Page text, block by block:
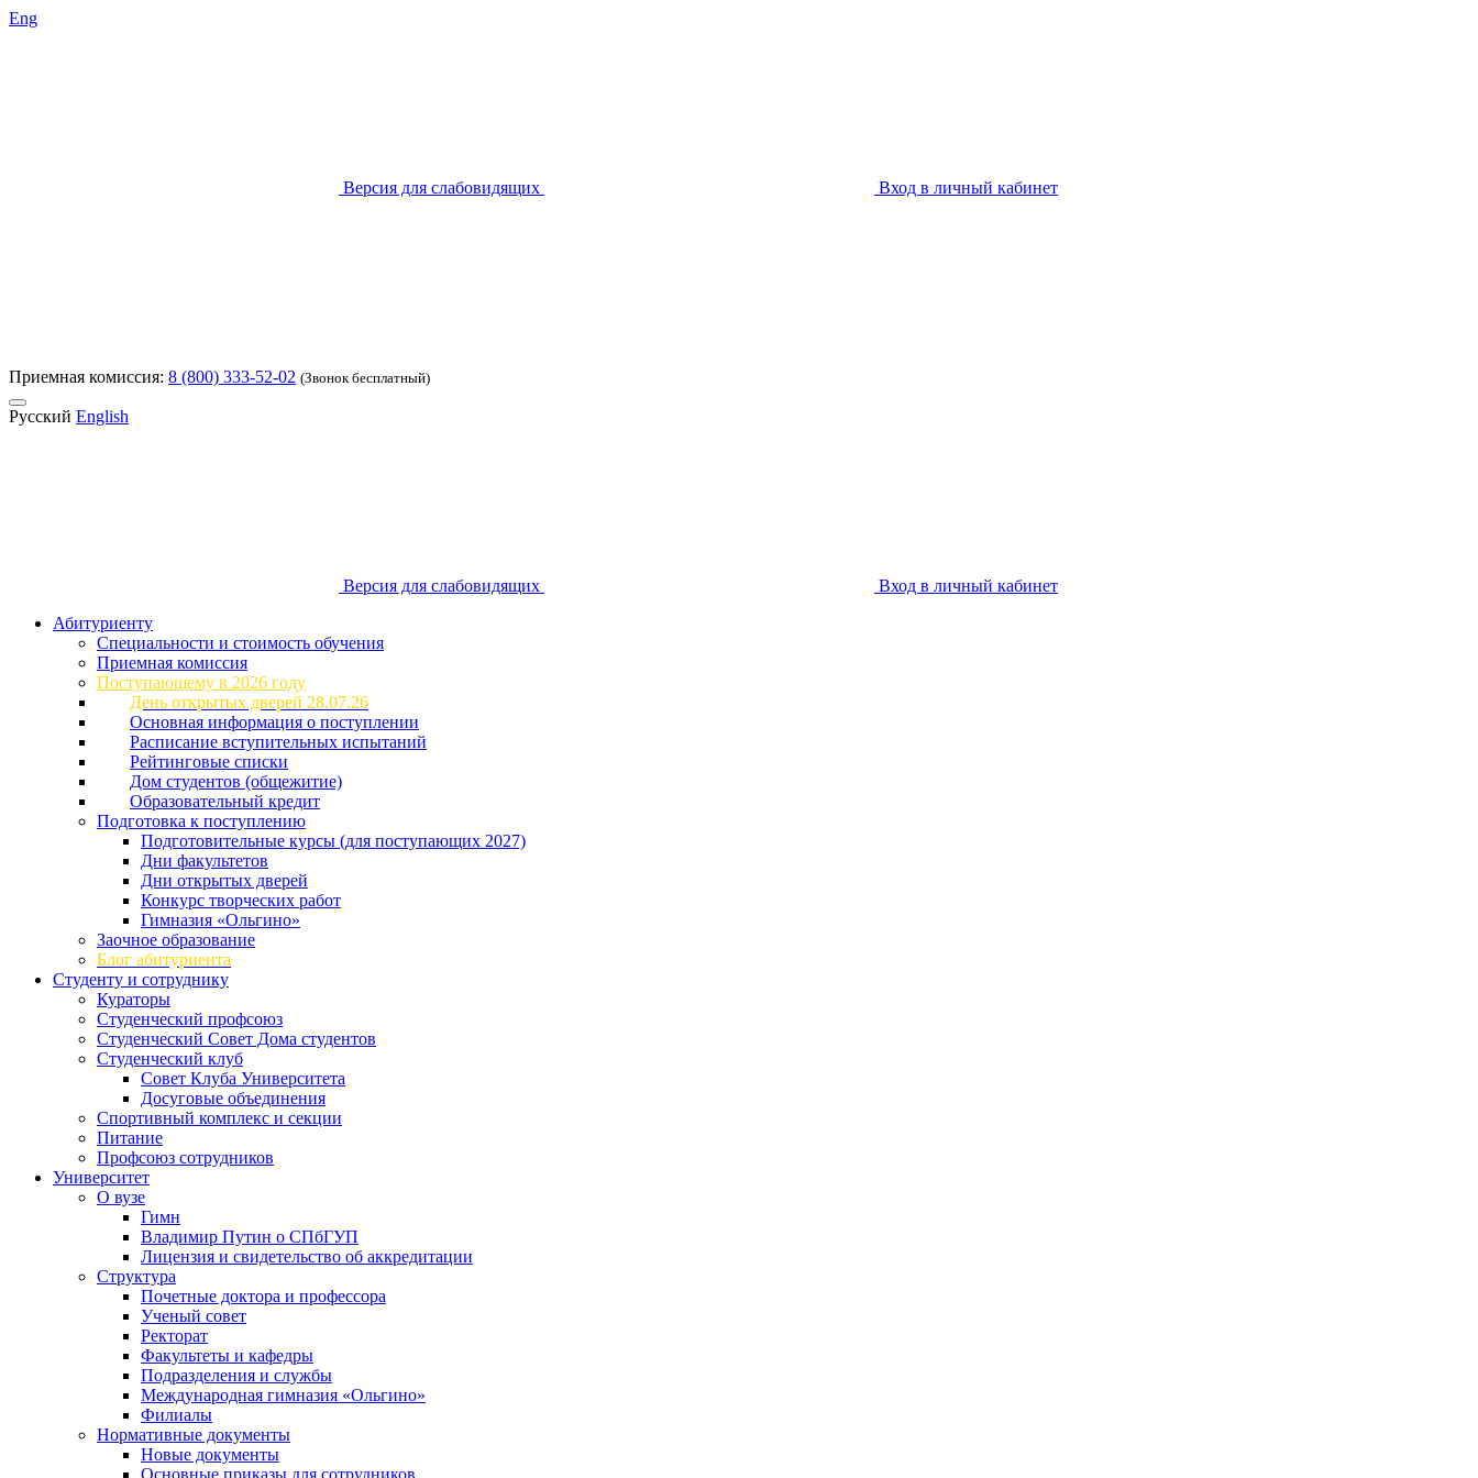
Eng
Версия для слабовидящих Вход в личный кабинет
Приемная комиссия: 8 (800) 333-52-02 (Звонок бесплатный)
Русский English
Версия для слабовидящих
Вход в личный кабинет
Абитуриенту
Специальности и стоимость обучения
Приемная комиссия
Поступающему в 2026 году
День открытых дверей 28.07.26
Основная информация о поступлении
Расписание вступительных испытаний
Рейтинговые списки
Дом студентов (общежитие)
Образовательный кредит
Подготовка к поступлению
Подготовительные курсы (для поступающих 2027)
Дни факультетов
Дни открытых дверей
Конкурс творческих работ
Гимназия «Ольгино»
Заочное образование
Блог абитуриента
Студенту и сотруднику
Кураторы
Студенческий профсоюз
Студенческий Совет Дома студентов
Студенческий клуб
Совет Клуба Университета
Досуговые объединения
Спортивный комплекс и секции
Питание
Профсоюз сотрудников
Университет
О вузе
Гимн
Владимир Путин о СПбГУП
Лицензия и свидетельство об аккредитации
Структура
Почетные доктора и профессора
Ученый совет
Ректорат
Факультеты и кафедры
Подразделения и службы
Международная гимназия «Ольгино»
Филиалы
Нормативные документы
Новые документы
Основные приказы для сотрудников